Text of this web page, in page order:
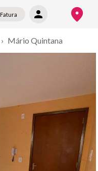
Fatura
› Mário Quintana